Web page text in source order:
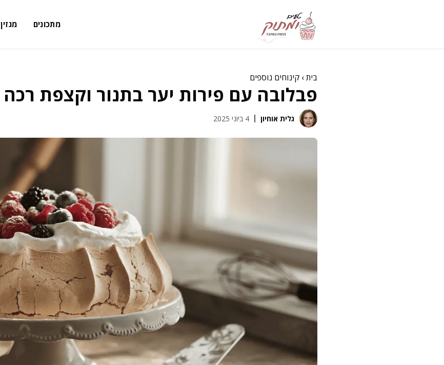
מתכונים מגזין
בית› קינוחים נוספים
פבלובה עם פירות יער בתנור וקצפת רכה
גלית אוחיון 4 ביוני 2025